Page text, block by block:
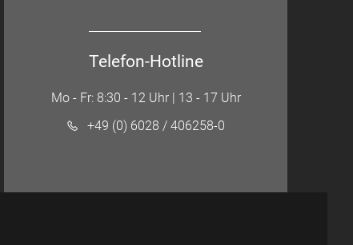
Telefon-Hotline
Mo - Fr: 8:30 - 12 Uhr | 13 - 17 Uhr
+49 (0) 6028 / 406258-0